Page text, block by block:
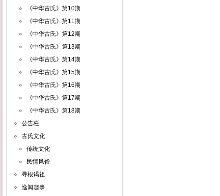
《中华古氏》第10期
《中华古氏》第11期
《中华古氏》第12期
《中华古氏》第13期
《中华古氏》第14期
《中华古氏》第15期
《中华古氏》第16期
《中华古氏》第17期
《中华古氏》第18期
公告栏
古氏文化
传统文化
民情风俗
寻根谒祖
逸闻趣事